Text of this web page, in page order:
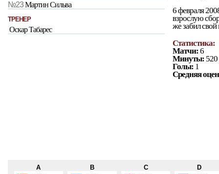
№23Мартин Сильва
ТРЕНЕР
Оскар Табарес
6 февраля
взрослую
же забил свой
Статистика:
Матчи:6
Минуты: 520
Голы: 1
Средняя
A
B
C
D